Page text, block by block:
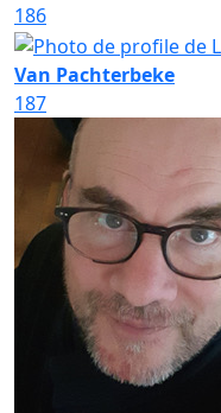
186
Van Pachterbeke
187